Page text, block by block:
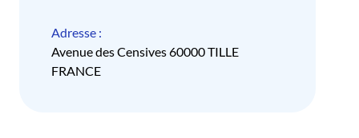
Adresse :
Avenue des Censives 60000 TILLE
FRANCE